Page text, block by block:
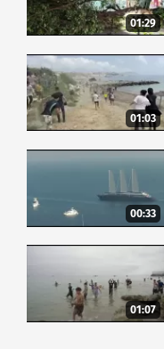
01:29
01:03
00:33
01:07